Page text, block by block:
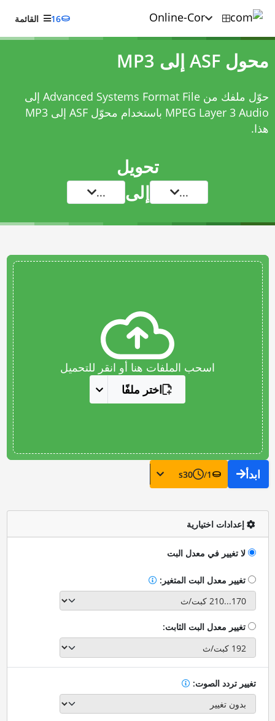
16 القائمة
محول ASF إلى MP3
حوّل ملفك من Advanced Systems Format File إلى
MPEG Layer 3 Audio باستخدام
محوّل ASF إلى MP3
هذا.
تحويل
... إلى ...
اسحب الملفات هنا أو انقر للتحميل
اختر ملفًا
ابدأ 1
/
30
s
إعدادات اختيارية
لا تغيير في معدل البت
تغيير معدل البت المتغير:
تغيير معدل البت الثابت:
تغيير تردد الصوت: